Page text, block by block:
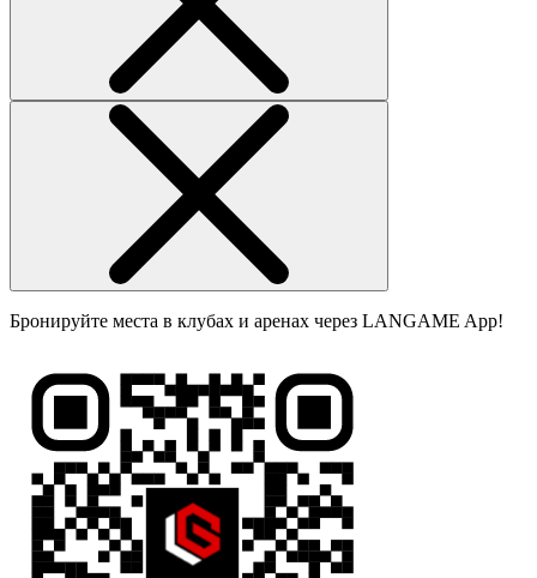
Бронируйте места в клубах и аренах через LANGAME App!